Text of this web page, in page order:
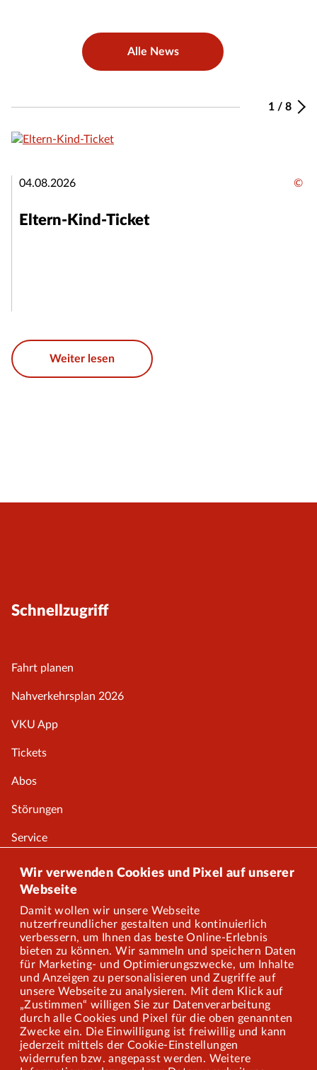
Alle News
04.08.2026 ©
Eltern-Kind-Ticket
Weiter lesen
1 / 8
Wir verwenden Cookies und Pixel auf unserer
Webseite
Damit wollen wir unsere Webseite
nutzerfreundlicher gestalten und kontinuierlich
verbessern, um Ihnen das beste Online-Erlebnis
bieten zu können. Wir sammeln und speichern Daten
für Marketing- und Optimierungszwecke, um Inhalte
und Anzeigen zu personalisieren und Zugriffe auf
unsere Webseite zu analysieren. Mit dem Klick auf
„Zustimmen“ willigen Sie zur Datenverarbeitung
durch alle Cookies und Pixel für die oben genannten
Zwecke ein. Die Einwilligung ist freiwillig und kann
jederzeit mittels der Cookie-Einstellungen
widerrufen bzw. angepasst werden. Weitere
Schnellzugriff
Fahrt planen
Nahverkehrsplan 2026
VKU App
Tickets
Abos
Störungen
Service
Onlineshop
Über uns
Karriere
Presse
Mitarbeiterportal
Barrierefreiheit